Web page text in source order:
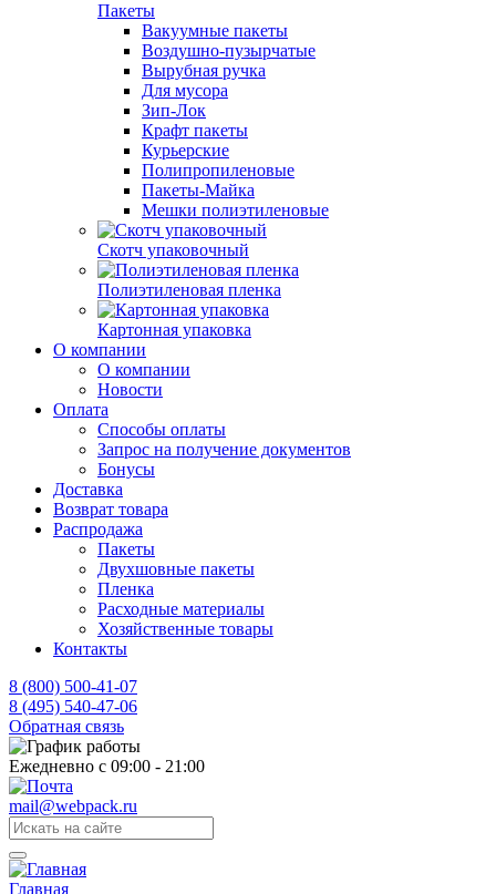
Пакеты
Вакуумные пакеты
Воздушно-пузырчатые
Вырубная ручка
Для мусора
Зип-Лок
Крафт пакеты
Курьерские
Полипропиленовые
Пакеты-Майка
Мешки полиэтиленовые
Скотч упаковочный
Полиэтиленовая пленка
Картонная упаковка
О компании
О компании
Новости
Оплата
Способы оплаты
Запрос на получение документов
Бонусы
Доставка
Возврат товара
Распродажа
Пакеты
Двухшовные пакеты
Пленка
Расходные материалы
Хозяйственные товары
Контакты
8 (800) 500-41-07
8 (495) 540-47-06
Обратная связь
Ежедневно с 09:00 - 21:00
mail@webpack.ru
Главная